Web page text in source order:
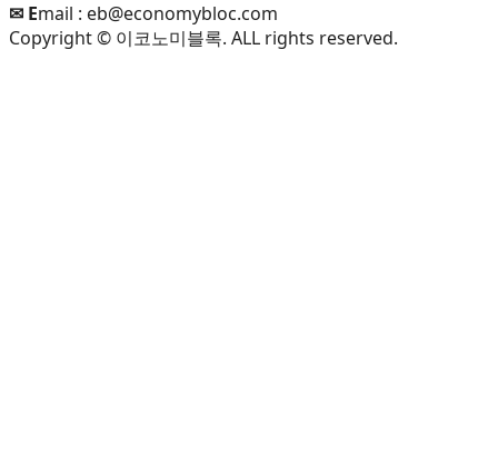
✉ Email : eb@economybloc.com
Copyright © 이코노미블록. ALL rights reserved.